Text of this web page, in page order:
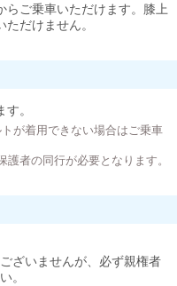
らご乗車いただけます。膝上
だけません。
。
が着用できない場合はご乗車
者の同行が必要となります。
ざいませんが、必ず親権者
。